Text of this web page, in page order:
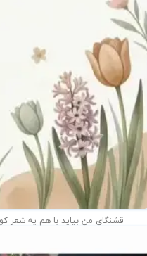
قشنگای من بيايد با هم یه شعر